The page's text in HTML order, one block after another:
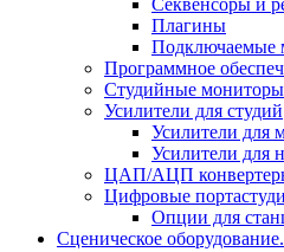
Cеквенсоры и
Плагины
Подключаемые
Программное
Студийные мониторы
Усилители для студий
Усилители для
Усилители для
ЦАП/АЦП
Цифровые
Опции для
Сценическое